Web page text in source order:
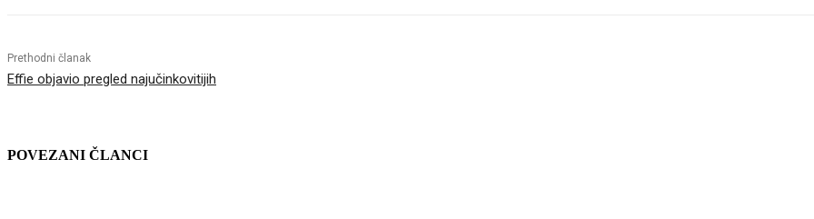
Prethodni članak
Effie objavio pregled najučinkovitijih
POVEZANI ČLANCI